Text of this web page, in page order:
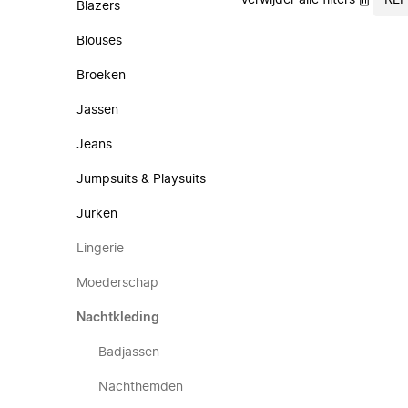
Blazers
Blouses
Broeken
Jassen
Jeans
Jumpsuits & Playsuits
Jurken
Lingerie
Moederschap
Nachtkleding
Badjassen
Nachthemden